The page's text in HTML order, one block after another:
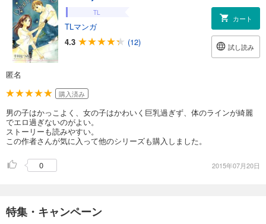
TL
TLマンガ
4.3
(12)
カート
試し読み
匿名
購入済み
男の子はかっこよく、女の子はかわいく巨乳過ぎず、体のラインが綺麗
でエロ過ぎないのがよい。
ストーリーも読みやすい。
この作者さんが気に入って他のシリーズも購入しました。
0 2015年07月20日
特集・キャンペーン